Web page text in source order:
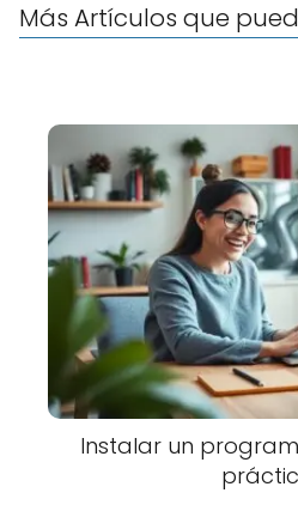
Más Artículos que
Instalar un